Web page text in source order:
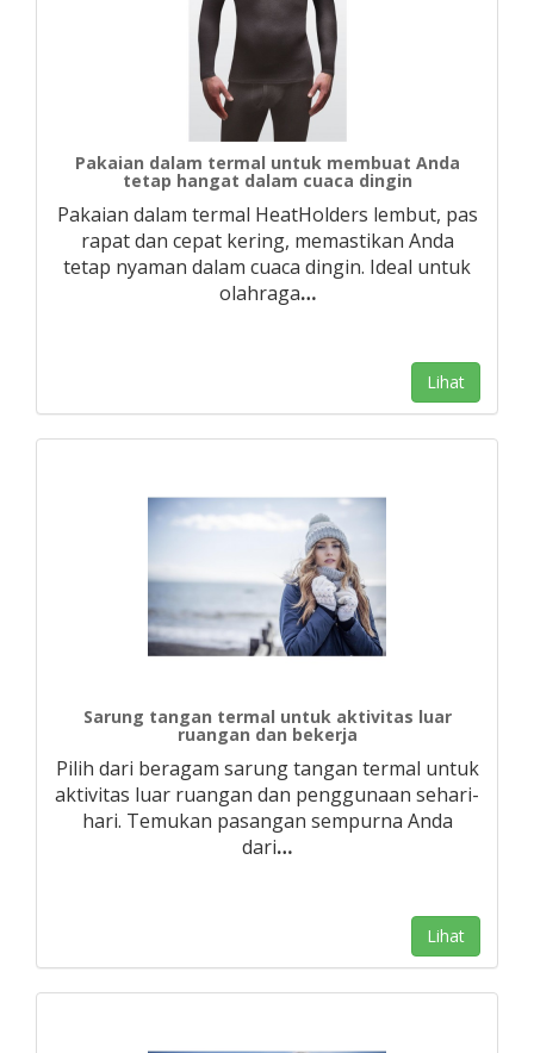
Pakaian dalam termal untuk membuat Anda
tetap hangat dalam cuaca dingin
Pakaian dalam termal HeatHolders lembut, pas
rapat dan cepat kering, memastikan Anda
tetap nyaman dalam cuaca dingin. Ideal untuk
olahraga…
Lihat
Sarung tangan termal untuk aktivitas luar
ruangan dan bekerja
Pilih dari beragam sarung tangan termal untuk
aktivitas luar ruangan dan penggunaan sehari-
hari. Temukan pasangan sempurna Anda
dari…
Lihat